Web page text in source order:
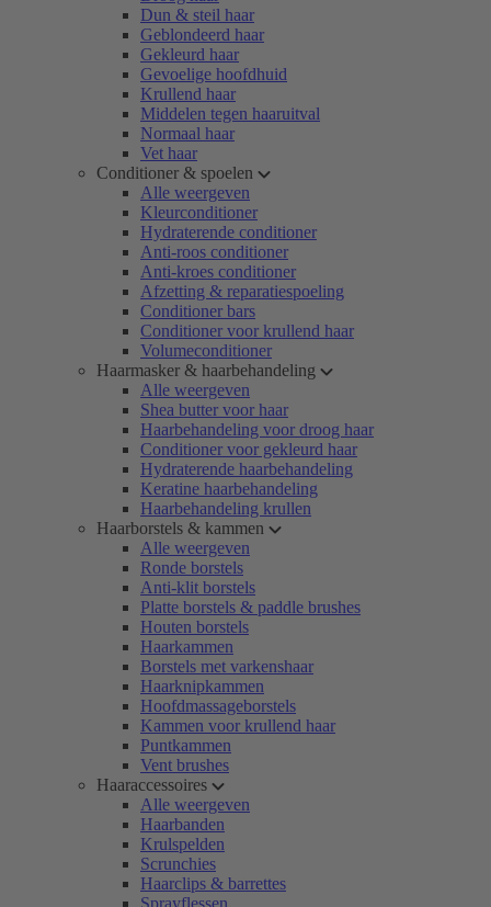
Dun & steil haar
Geblondeerd haar
Gekleurd haar
Gevoelige hoofdhuid
Krullend haar
Middelen tegen haaruitval
Normaal haar
Vet haar
Conditioner & spoelen
Alle weergeven
Kleurconditioner
Hydraterende conditioner
Anti-roos conditioner
Anti-kroes conditioner
Afzetting & reparatiespoeling
Conditioner bars
Conditioner voor krullend haar
Volumeconditioner
Haarmasker & haarbehandeling
Alle weergeven
Shea butter voor haar
Haarbehandeling voor droog haar
Conditioner voor gekleurd haar
Hydraterende haarbehandeling
Keratine haarbehandeling
Haarbehandeling krullen
Haarborstels & kammen
Alle weergeven
Ronde borstels
Anti-klit borstels
Platte borstels & paddle brushes
Houten borstels
Haarkammen
Borstels met varkenshaar
Haarknipkammen
Hoofdmassageborstels
Kammen voor krullend haar
Puntkammen
Vent brushes
Haaraccessoires
Alle weergeven
Haarbanden
Krulspelden
Scrunchies
Haarclips & barrettes
Sprayflessen